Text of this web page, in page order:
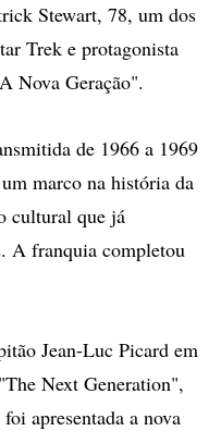
Stewart, 78, um dos
Trek e protagonista
Nova Geração".
de 1966 a 1969
marco na história da
cultural que já
A franquia completou
Jean-Luc Picard em
Next Generation",
apresentada a nova